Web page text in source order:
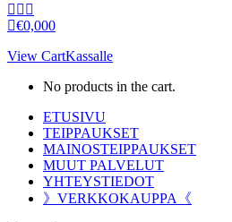
Facebook
page
in
window
Instagram
page
in
window
page
in
window
€0,000
View CartKassalle
No products in the cart.
ETUSIVU
TEIPPAUKSET
MAINOSTEIPPAUKSET
MUUT PALVELUT
YHTEYSTIEDOT
》VERKKOKAUPPA《